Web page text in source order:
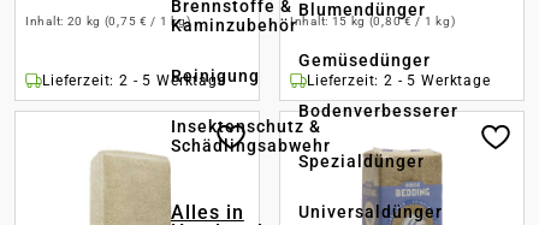
Brennstoffe &
Kaminzubehör
Reinigung
Insektenschutz &
Schädlingsabwehr
Alles in
Blumendünger
Gemüsedünger
Bodenverbesserer
Spezialdünger
Universaldünger
Inhalt: 20 kg (0,75 € / 1 kg)
Lieferzeit: 2 - 5 Werktage
Inhalt: 15 kg (0,80 € / 1 kg)
Lieferzeit: 2 - 5 Werktage